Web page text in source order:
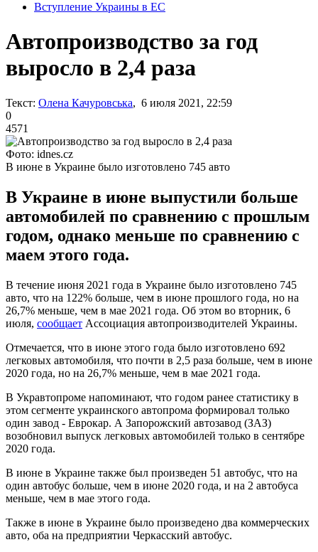
Вступление Украины в ЕС
Автопроизводство за год
выросло в 2,4 раза
Текст: Олена Качуровська, 6 июля 2021, 22:59
0
4571
Фото: idnes.cz
В июне в Украине было изготовлено 745 авто
В Украине в июне выпустили больше
автомобилей по сравнению с прошлым
годом, однако меньше по сравнению с
маем этого года.
В течение июня 2021 года в Украине было изготовлено 745
авто, что на 122% больше, чем в июне прошлого года, но на
26,7% меньше, чем в мае 2021 года. Об этом во вторник, 6
июля, сообщает Ассоциация автопроизводителей Украины.
Отмечается, что в июне этого года было изготовлено 692
легковых автомобиля, что почти в 2,5 раза больше, чем в июне
2020 года, но на 26,7% меньше, чем в мае 2021 года.
В Укравтопроме напоминают, что годом ранее статистику в
этом сегменте украинского автопрома формировал только
один завод - Еврокар. А Запорожский автозавод (ЗАЗ)
возобновил выпуск легковых автомобилей только в сентябре
2020 года.
В июне в Украине также был произведен 51 автобус, что на
один автобус больше, чем в июне 2020 года, и на 2 автобуса
меньше, чем в мае этого года.
Также в июне в Украине было произведено два коммерческих
авто, оба на предприятии Черкасский автобус.